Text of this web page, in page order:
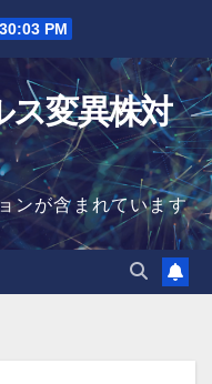
PM
ス変異株対
ンが含まれています